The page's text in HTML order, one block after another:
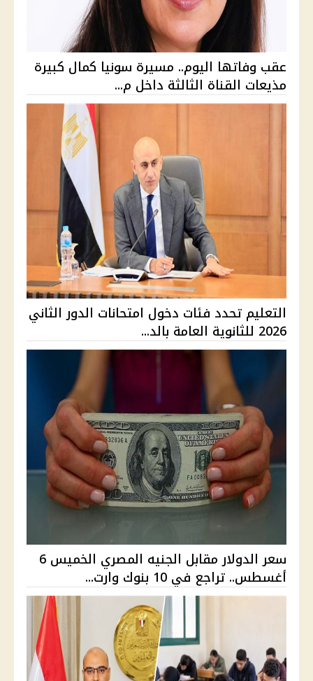
عقب وفاتها اليوم.. مسيرة سونيا كمال كبيرة
مذيعات القناة الثالثة داخل م...
التعليم تحدد فئات دخول امتحانات الدور الثاني
2026 للثانوية العامة بالد...
سعر الدولار مقابل الجنيه المصري الخميس 6
أغسطس.. تراجع في 10 بنوك وارت...